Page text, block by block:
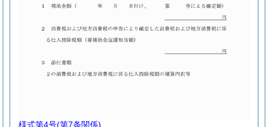
様式第4号(第7条関係)